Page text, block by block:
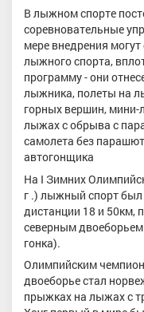
В лыжном спорте
соревновательные
мере внедрения
лыжного спорта,
программу - они
лыжника, полеты на
горных вершин,
лыжах с обрыва с
самолета без
автогонщика
На I Зимних
г .) лыжный спорт
дистанции 18 и
северным
гонка).
Олимпийским
двоеборье стал
прыжках на лыжах с